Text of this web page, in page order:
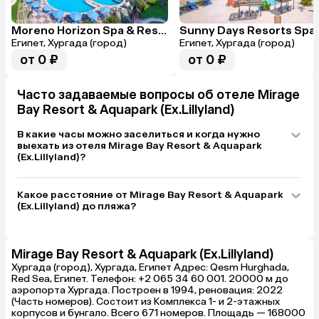
Это мог бы
очень
Moreno Horizon Spa & Resort (Ex. Hotelux Marina Beach)
Египет, Хургада (город)
от 0 ₽
Египет, Хургада (город)
от 0 ₽
Часто задаваемые вопросы об отеле Mirage
Bay Resort & Aquapark (Ex.Lillyland)
В какие часы можно заселиться и когда нужно
выехать из отеля Mirage Bay Resort & Aquapark
(Ex.Lillyland)?
Какое расстояние от Mirage Bay Resort & Aquapark
(Ex.Lillyland) до пляжа?
Mirage Bay Resort & Aquapark (Ex.Lillyland)
Хургада (город), Хургада, Египет Адрес: Qesm Hurghada,
Red Sea, Египет. Телефон: +2 065 34 60 001. 20000 м до
аэропорта Хургада. Построен в 1994, реновация: 2022
(Часть номеров). Состоит из Комплекса 1- и 2-этажных
корпусов и бунгало. Всего 671 номеров. Площадь — 168000